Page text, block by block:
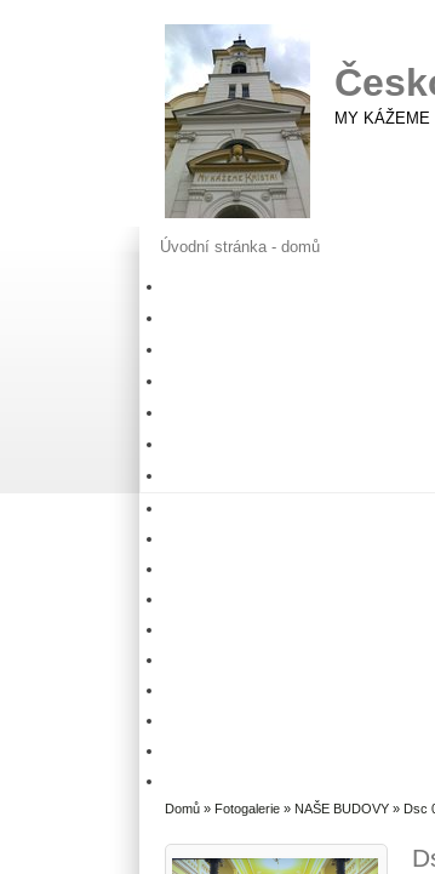
MY KÁŽEME
Úvodní stránka - domů
Domů » Fotogalerie » NAŠE BUDOVY » Dsc